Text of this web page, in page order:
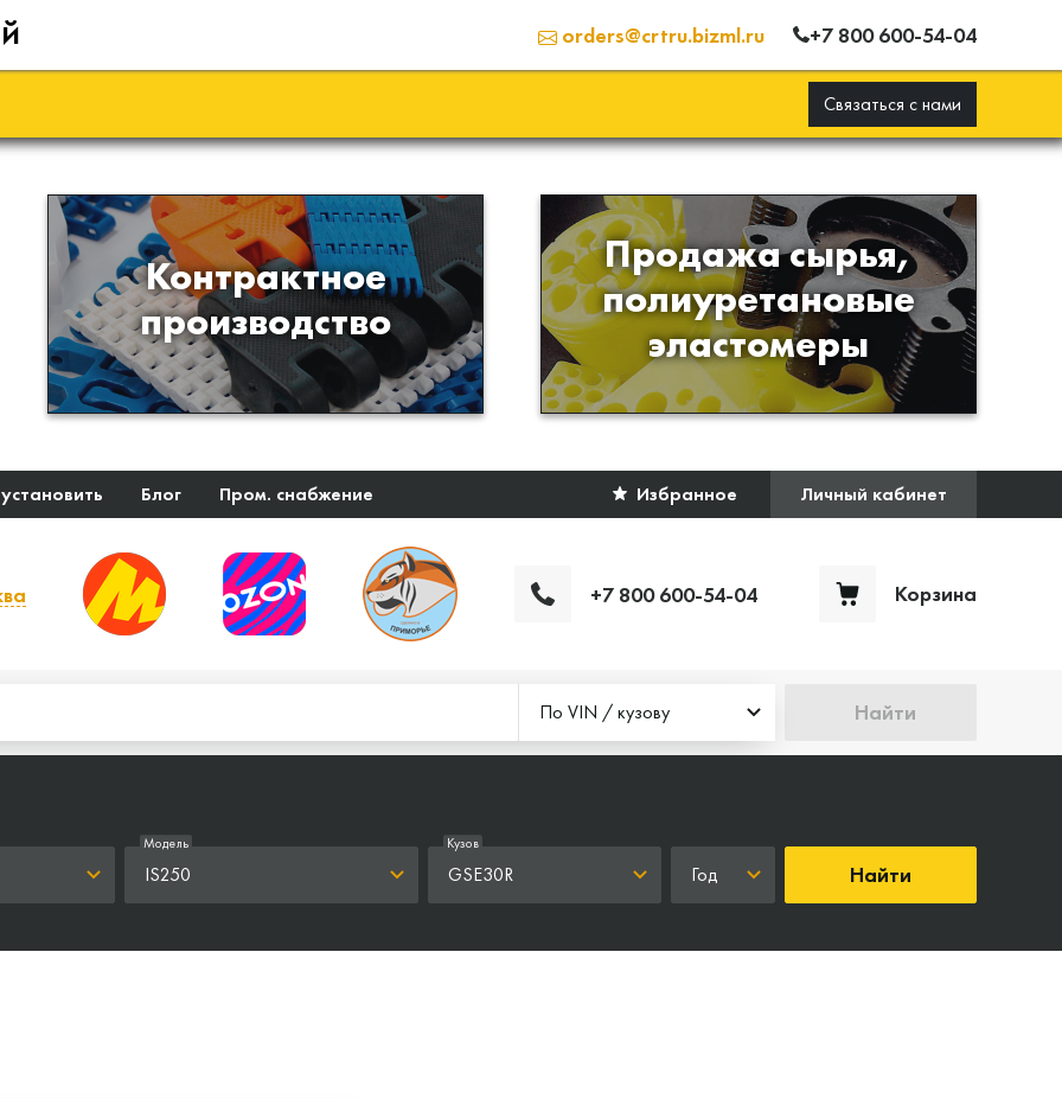
orders@crtru.bizml.ru +7 800 600-54-04
Связаться с нами
Контрактное
производство
Производство изделий из
пластиков и полимеров по
образцам либо чертежам
заказчика
Продажа сырья,
полиуретановые
эластомеры
Продажа сырья для
производства изделий из
полиуретана
Блог Пром. снабжение Избранное Личный кабинет
+7 800 600-54-04 Корзина
По VIN / кузову Найти
IS250
Модель
GSE30R
Кузов
Год Найти